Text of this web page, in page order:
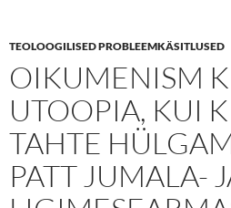
TEOLOOGILISED PROBLEEMKÄSITLUSED
OIKUMENISM
UTOOPIA, KUI
TAHTE
PATT JUMALA-